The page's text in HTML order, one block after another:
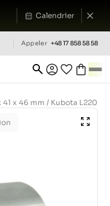
Calendrier
Appeler +48 17 858 58 58
x 46 mm / Kubota L2200 /